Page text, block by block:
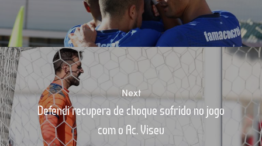
Next
Defendi recupera de choque sofrido no jogo
com o Ac. Viseu